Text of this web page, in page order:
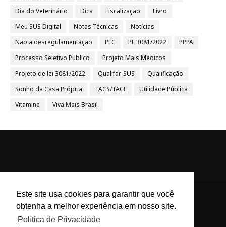
Este site usa cookies para garantir que você
obtenha a melhor experiência em nosso site.
Política de Privacidade
Dia do Veterinário
Dica Fiscalização
Livro
Meu SUS Digital
Notas Técnicas
Notícias
Não a desregulamentação
PEC PL 3081/2022
PPPA
Processo Seletivo Público
Projeto Mais Médicos
Projeto de lei 3081/2022
Qualifar-SUS
Qualificação
Sonho da Casa Própria
TACS/TACE
Utilidade Pública
Vitamina
Viva Mais Brasil
ACS e ACE Brasil - Agentes